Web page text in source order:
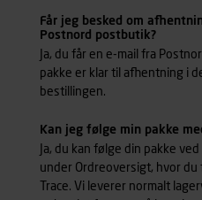
Får jeg besked om
Postnord postbutik?
Ja, du får en e-mail fra
pakke er klar til afhentning i
bestillingen.
Kan jeg følge min pakke
Ja, du kan følge din pakke
under Ordreoversigt, hvor du
Trace. Vi leverer normalt